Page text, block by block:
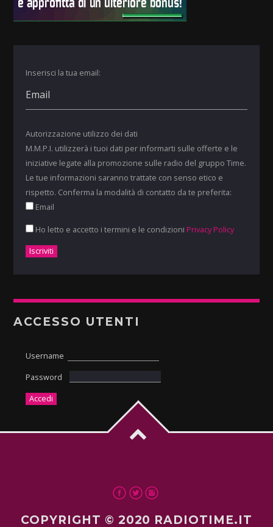
Inserisci la tua email:
Autorizzazione utilizzo dei dati
M.M.P.I. utilizzerà i tuoi dati per informarti sulle offerte e le
iniziative legate alla promozione sulle radio del gruppo Time.
Le tue informazioni saranno trattate con senso etico e
rispetto. Conferma la modalità di contatto da te preferita:
Email
Ho letto e accetto i termini e le condizioni Privacy Policy
ACCESSO UTENTI
Username
Password
COPYRIGHT © 2020 RADIOTIME.IT